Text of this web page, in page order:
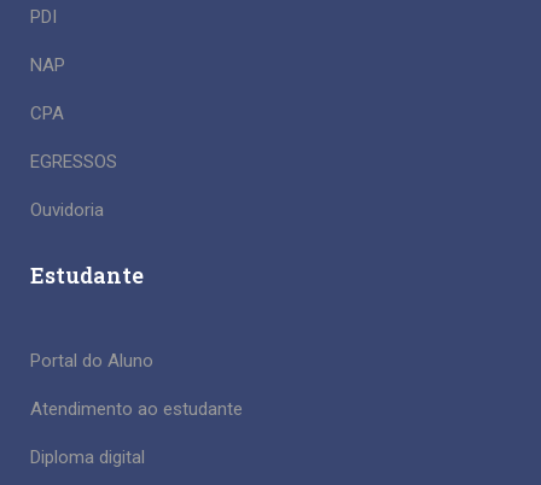
PDI
NAP
CPA
EGRESSOS
Ouvidoria
Estudante
Portal do Aluno
Atendimento ao estudante
Diploma digital